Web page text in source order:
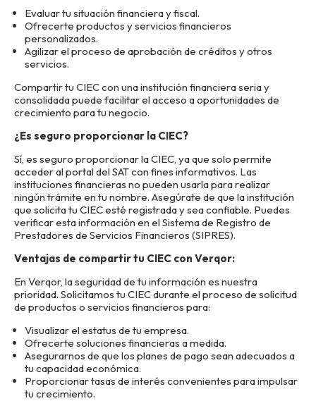
Evaluar tu situación financiera y fiscal.
Ofrecerte productos y servicios financieros
personalizados.
Agilizar el proceso de aprobación de créditos y otros
servicios.
Compartir tu CIEC con una institución financiera seria y
consolidada puede facilitar el acceso a oportunidades de
crecimiento para tu negocio.
¿Es seguro proporcionar la CIEC?
Sí, es seguro proporcionar la CIEC, ya que solo permite
acceder al portal del SAT con fines informativos. Las
instituciones financieras no pueden usarla para realizar
ningún trámite en tu nombre. Asegúrate de que la institución
que solicita tu CIEC esté registrada y sea confiable. Puedes
verificar esta información en el Sistema de Registro de
Prestadores de Servicios Financieros (SIPRES).
Ventajas de compartir tu CIEC con Verqor:
En Verqor, la seguridad de tu información es nuestra
prioridad. Solicitamos tu CIEC durante el proceso de solicitud
de productos o servicios financieros para:
Visualizar el estatus de tu empresa.
Ofrecerte soluciones financieras a medida.
Asegurarnos de que los planes de pago sean adecuados a
tu capacidad económica.
Proporcionar tasas de interés convenientes para impulsar
tu crecimiento.